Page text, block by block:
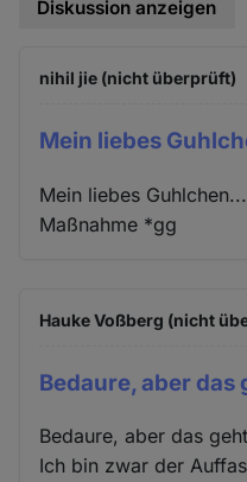
Diskussion anzeigen
nihil jie (nicht überprüft)
Mein liebes
Mein liebes
Maßnahme *gg
Hauke Voßberg (nicht
Bedaure, aber das
Bedaure, aber das
Ich bin zwar der